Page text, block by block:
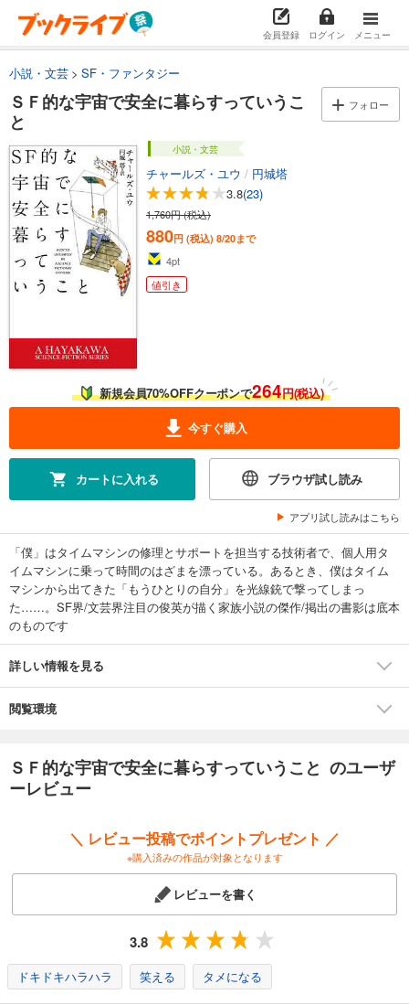
会員登録 ログイン メニュー
小説・文芸 SF・ファンタジー
ＳＦ的な宇宙で安全に暮らすっていうこ
と
フォロー
小説・文芸
チャールズ・ユウ / 円城塔
3.8(23)
1,760円 (税込)
880円 (税込) 8/20まで
4pt
値引き
新規会員70%OFFクーポンで264円(税込)
今すぐ購入
カートに入れる ブラウザ試し読み
アプリ試し読みはこちら
「僕」はタイムマシンの修理とサポートを担当する技術者で、個人用タ
イムマシンに乗って時間のはざまを漂っている。あるとき、僕はタイム
マシンから出てきた「もうひとりの自分」を光線銃で撃ってしまっ
た……。SF界/文芸界注目の俊英が描く家族小説の傑作/掲出の書影は底本
のものです
詳しい情報を見る
閲覧環境
ＳＦ的な宇宙で安全に暮らすっていうこと のユーザ
ーレビュー
＼ レビュー投稿でポイントプレゼント ／
※購入済みの作品が対象となります
レビューを書く
3.8
ドキドキハラハラ 笑える タメになる